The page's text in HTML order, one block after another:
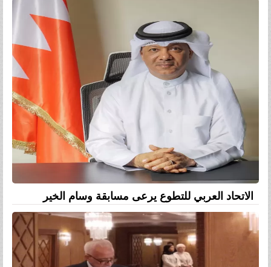
الاتحاد العربي للتطوع يرعى مسابقة وسام الخير